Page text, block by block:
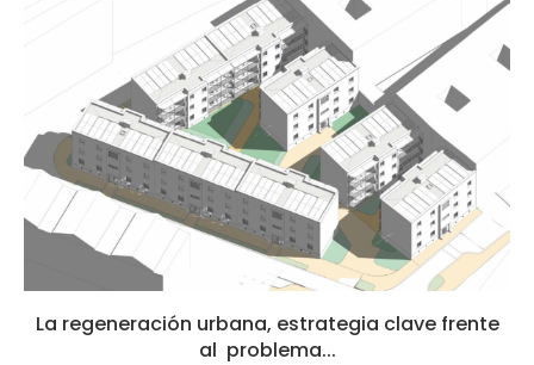
La regeneración urbana, estrategia clave frente
al problema...